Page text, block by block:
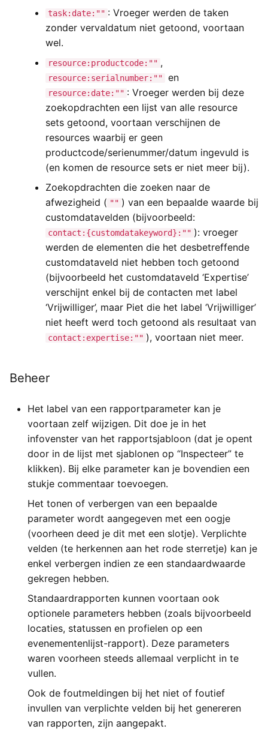
task:date:"" : Vroeger werden de taken
zonder vervaldatum niet getoond, voortaan
wel.
resource:productcode:"" ,
resource:serialnumber:"" en
resource:date:"" : Vroeger werden bij deze
zoekopdrachten een lijst van alle resource
sets getoond, voortaan verschijnen de
resources waarbij er geen
productcode/serienummer/datum ingevuld is
(en komen de resource sets er niet meer bij).
Zoekopdrachten die zoeken naar de
afwezigheid ( "" ) van een bepaalde waarde bij
customdatavelden (bijvoorbeeld:
contact:{customdatakeyword}:"" ): vroeger
werden de elementen die het desbetreffende
customdataveld niet hebben toch getoond
(bijvoorbeeld het customdataveld ‘Expertise’
verschijnt enkel bij de contacten met label
‘Vrijwilliger’, maar Piet die het label ‘Vrijwilliger’
niet heeft werd toch getoond als resultaat van
contact:expertise:"" ), voortaan niet meer.
Beheer
Het label van een rapportparameter kan je
voortaan zelf wijzigen. Dit doe je in het
infovenster van het rapportsjabloon (dat je opent
door in de lijst met sjablonen op “Inspecteer” te
klikken). Bij elke parameter kan je bovendien een
stukje commentaar toevoegen.
Het tonen of verbergen van een bepaalde
parameter wordt aangegeven met een oogje
(voorheen deed je dit met een slotje). Verplichte
velden (te herkennen aan het rode sterretje) kan je
enkel verbergen indien ze een standaardwaarde
gekregen hebben.
Standaardrapporten kunnen voortaan ook
optionele parameters hebben (zoals bijvoorbeeld
locaties, statussen en profielen op een
evenementenlijst-rapport). Deze parameters
waren voorheen steeds allemaal verplicht in te
vullen.
Ook de foutmeldingen bij het niet of foutief
invullen van verplichte velden bij het genereren
van rapporten, zijn aangepakt.